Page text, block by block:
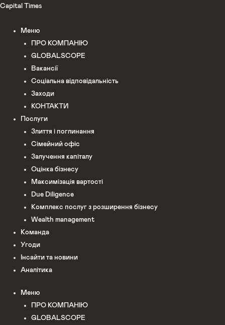
Перейти
вмісту
Capital Times
Меню
ПРО КОМПАНІЮ
GLOBALSCOPE
Вакансії
Соціальна відповідальність
Заходи
КОНТАКТИ
Послуги
Злиття і поглинання
Сімейний офіс
Залучення капіталу
Оцінка бізнесу
Максимізація вартості
Due Diligence
Комплекс послуг з розширення бізнесу
Wealth management
Команда
Угоди
Інсайти та новини
Аналітика
Меню
ПРО КОМПАНІЮ
GLOBALSCOPE